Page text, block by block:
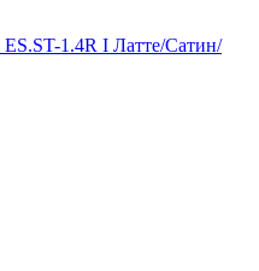
1.4R I Латте/Сатин/